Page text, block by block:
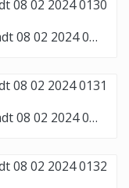
Hexenball Wiesbaden-Nordenstadt 08 02 2024 0130
Hexenball Wiesbaden-Nordenstadt 08 02 2024 0131